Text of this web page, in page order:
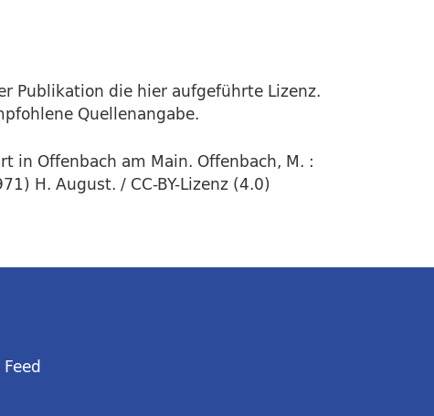
Publikation die hier aufgeführte Lizenz.
Quellenangabe.
Offenbach am Main. Offenbach, M. :
H. August. / CC-BY-Lizenz (4.0)
Feed